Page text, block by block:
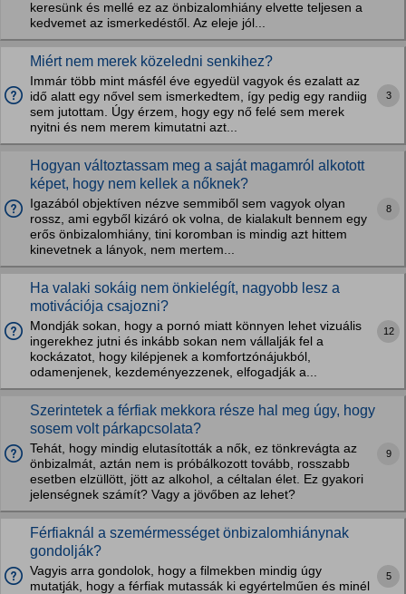
keresünk és mellé ez az önbizalomhiány elvette teljesen a
kedvemet az ismerkedéstől. Az eleje jól...
Miért nem merek közeledni senkihez?
Immár több mint másfél éve egyedül vagyok és ezalatt az
idő alatt egy nővel sem ismerkedtem, így pedig egy randiig
sem jutottam. Úgy érzem, hogy egy nő felé sem merek
nyitni és nem merem kimutatni azt...
3
Hogyan változtassam meg a saját magamról alkotott
képet, hogy nem kellek a nőknek?
Igazából objektíven nézve semmiből sem vagyok olyan
rossz, ami egyből kizáró ok volna, de kialakult bennem egy
erős önbizalomhiány, tini koromban is mindig azt hittem
kinevetnek a lányok, nem mertem...
8
Ha valaki sokáig nem önkielégít, nagyobb lesz a
motivációja csajozni?
Mondják sokan, hogy a pornó miatt könnyen lehet vizuális
ingerekhez jutni és inkább sokan nem vállalják fel a
kockázatot, hogy kilépjenek a komfortzónájukból,
odamenjenek, kezdeményezzenek, elfogadják a...
12
Szerintetek a férfiak mekkora része hal meg úgy, hogy
sosem volt párkapcsolata?
Tehát, hogy mindig elutasították a nők, ez tönkrevágta az
önbizalmát, aztán nem is próbálkozott tovább, rosszabb
esetben elzüllött, jött az alkohol, a céltalan élet. Ez gyakori
jelenségnek számít? Vagy a jövőben az lehet?
9
Férfiaknál a szemérmességet önbizalomhiánynak
gondolják?
Vagyis arra gondolok, hogy a filmekben mindig úgy
mutatják, hogy a férfiak mutassák ki egyértelműen és minél
5